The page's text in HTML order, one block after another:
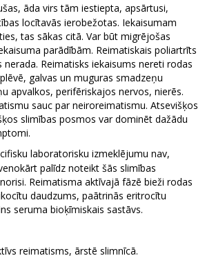
āda virs tām iestiepta, apsārtusi,
locītavās ierobežotas. Iekaisumam
tas sākas citā. Var būt migrējošas
parādībām. Reimatiskais poliartrīts
Reimatisks iekaisums nereti rodas
galvas un muguras smadzeņu
apvalkos, perifēriskajos nervos, nierēs.
sauc par neiroreimatismu. Atsevišķos
slimības posmos var dominēt dažādu
laboratorisku izmeklējumu nav,
palīdz noteikt šās slimības
Reimatisma aktīvajā fāzē bieži rodas
daudzums, paātrinās eritrocītu
seruma bioķīmiskais sastāvs.
reimatisms, ārstē slimnīcā.